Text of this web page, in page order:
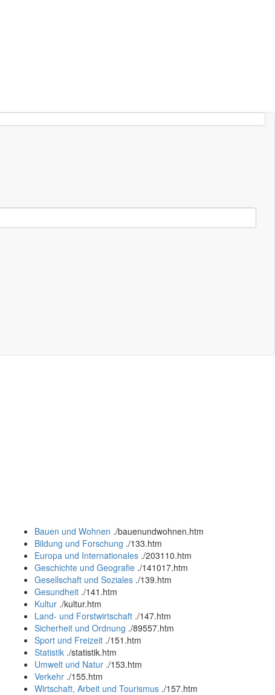
Bauen und Wohnen ./bauenundwohnen.htm
Bildung und Forschung ./133.htm
Europa und Internationales ./203110.htm
Geschichte und Geografie ./141017.htm
Gesellschaft und Soziales ./139.htm
Gesundheit ./141.htm
Kultur ./kultur.htm
Land- und Forstwirtschaft ./147.htm
Sicherheit und Ordnung ./89557.htm
Sport und Freizeit ./151.htm
Statistik ./statistik.htm
Umwelt und Natur ./153.htm
Verkehr ./155.htm
Wirtschaft, Arbeit und Tourismus ./157.htm